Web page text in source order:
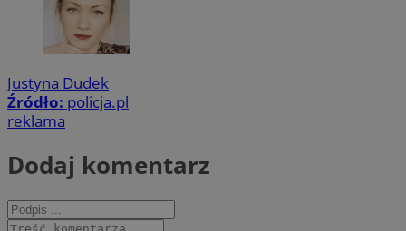
Justyna Dudek
Źródło: policja.pl
reklama
Dodaj komentarz